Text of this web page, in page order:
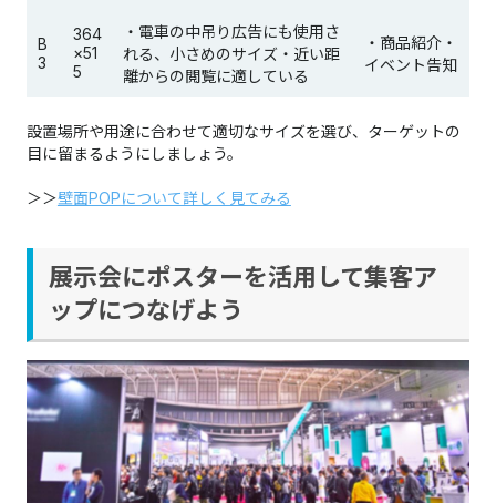
B
3
364
×51
5
・電車の中吊り広告にも使用さ
れる、小さめのサイズ・近い距
離からの閲覧に適している
・商品紹介・
イベント告知
設置場所や用途に合わせて適切なサイズを選び、ターゲットの
目に留まるようにしましょう。
＞＞壁面POPについて詳しく見てみる
展示会にポスターを活用して集客ア
ップにつなげよう